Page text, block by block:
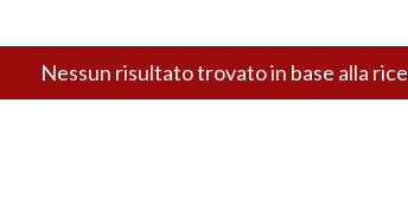
Nessun risultato trovato in base alla